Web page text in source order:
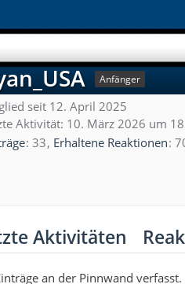
Anfänger
seit 12. April 2025
Aktivität: 10. März 2026 um
33 Erhaltene Reaktionen
Aktivitäten
an der Pinnwand verfasst.